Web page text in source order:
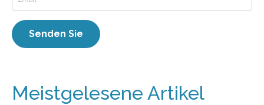
Meistgelesene Artikel